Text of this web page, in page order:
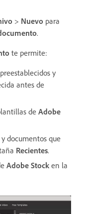
> Nuevo para
.
te permite:
y
antes de
de Adobe
documentos que
Recientes.
Adobe Stock en la